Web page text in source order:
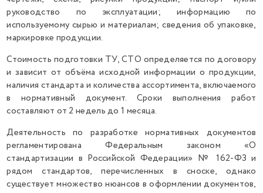
руководство по эксплуатации; информацию по
используемому сырью и материалам; сведения об упаковке,
маркировке продукции.
Стоимость подготовки ТУ, СТО определяется по договору
и зависит от объёма исходной информации о продукции,
наличия стандарта и количества ассортимента, включаемого
в нормативный документ. Сроки выполнения работ
составляют от 2 недель до 1 месяца.
Деятельность по разработке нормативных документов
регламентирована Федеральным законом «О
стандартизации в Российской Федерации» № 162-ФЗ и
рядом стандартов, перечисленных в сноске, однако
существует множество нюансов в оформлении документов,